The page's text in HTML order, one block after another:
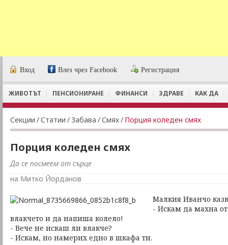
Вход Влез чрез Facebook Регистрация
ЖИВОТЪТ ПЕНСИОНИРАНЕ ФИНАНСИ ЗДРАВЕ КАК ДА
Секции /Статии / Забава /Смях/ Порция коледен смях
Порция коледен смях
Да се посмеем от сърце
на Митко Йорданов
Малкия Иванчо
- Искам да махна
влакчето и да напиша колело!
- Вече не искаш ли влакче?
- Искам, но намерих едно в шкафа ти.